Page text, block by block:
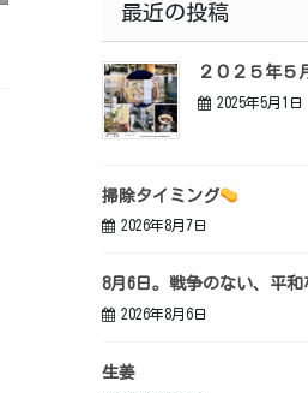
最近の投稿
２０２５年５
2025年5月1日
掃除タイミング
2026年8月7日
8月6日。戦争のない、平
2026年8月6日
生姜